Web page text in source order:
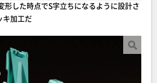
した時点でS字立ちになるように設計さ
キ加工だ